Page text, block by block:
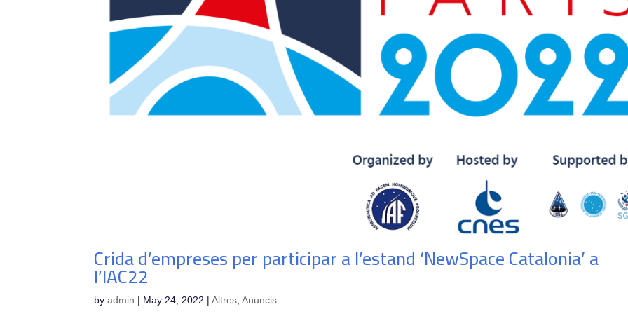
Crida d’empreses per participar a l’estand ‘NewSpace Catalonia’ a
l’IAC22
byadmin | May 24, 2022 |Altres ,Anuncis